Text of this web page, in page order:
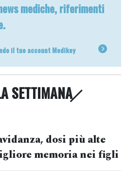
mediche, riferimenti
il tuo account Medikey
SETTIMANA
dosi più alte
memoria nei figli